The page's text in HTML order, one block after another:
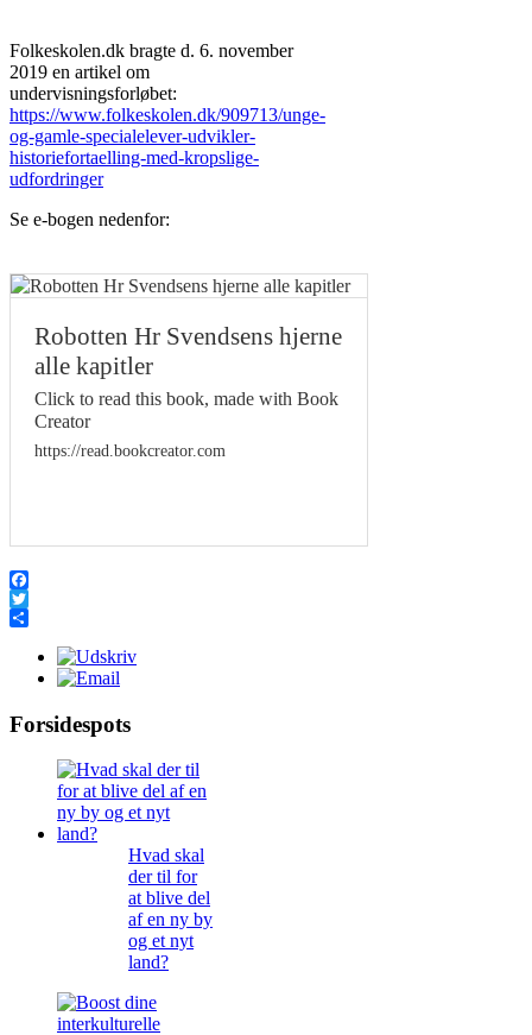
Folkeskolen.dk bragte d. 6. november
2019 en artikel om
undervisningsforløbet:
https://www.folkeskolen.dk/909713/unge-
og-gamle-specialelever-udvikler-
historiefortaelling-med-kropslige-
udfordringer
Se e-bogen nedenfor:
Robotten Hr Svendsens hjerne
alle kapitler
Click to read this book, made with Book
Creator
https://read.bookcreator.com
Facebook
Twitter
Forsidespots
Hvad skal
der til for
at blive del
af en ny by
og et nyt
land?